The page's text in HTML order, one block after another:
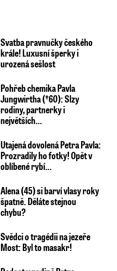
Svatba pravnučky českého
krále! Luxusní šperky i
urozená sešlost
Pohřeb chemika Pavla
Jungwirtha (†60): Slzy
rodiny, partnerky i
největších…
Utajená dovolená Petra Pavla:
Prozradily ho fotky! Opět v
oblíbené rybí…
Alena (45) si barví vlasy roky
špatně. Děláte stejnou
chybu?
Svědci o tragédii na jezeře
Most: Byl to masakr!